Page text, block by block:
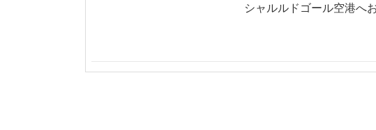
シャルルドゴール空港へ